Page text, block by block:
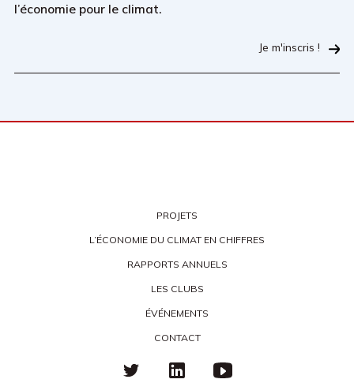
l’économie pour le climat.
Je m'inscris !
PROJETS
L’ÉCONOMIE DU CLIMAT EN CHIFFRES
RAPPORTS ANNUELS
LES CLUBS
ÉVÉNEMENTS
CONTACT